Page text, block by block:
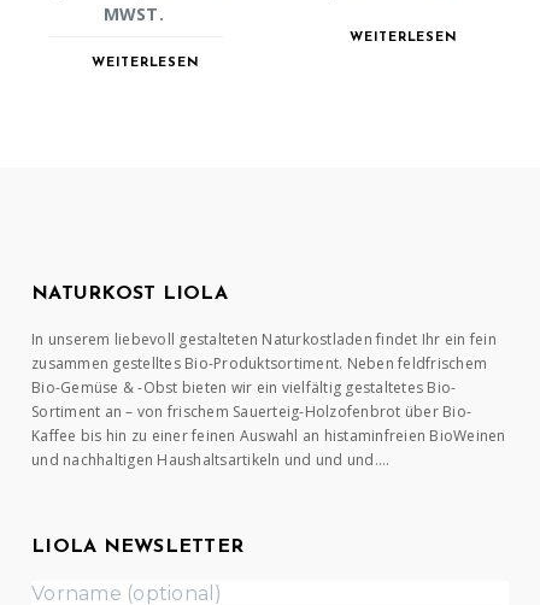
MWST.
WEITERLESEN
WEITERLESEN
NATURKOST LIOLA
In unserem liebevoll gestalteten Naturkostladen findet Ihr ein fein
zusammen gestelltes Bio-Produktsortiment. Neben feldfrischem
Bio-Gemüse & -Obst bieten wir ein vielfältig gestaltetes Bio-
Sortiment an – von frischem Sauerteig-Holzofenbrot über Bio-
Kaffee bis hin zu einer feinen Auswahl an histaminfreien BioWeinen
und nachhaltigen Haushaltsartikeln und und und….
LIOLA NEWSLETTER